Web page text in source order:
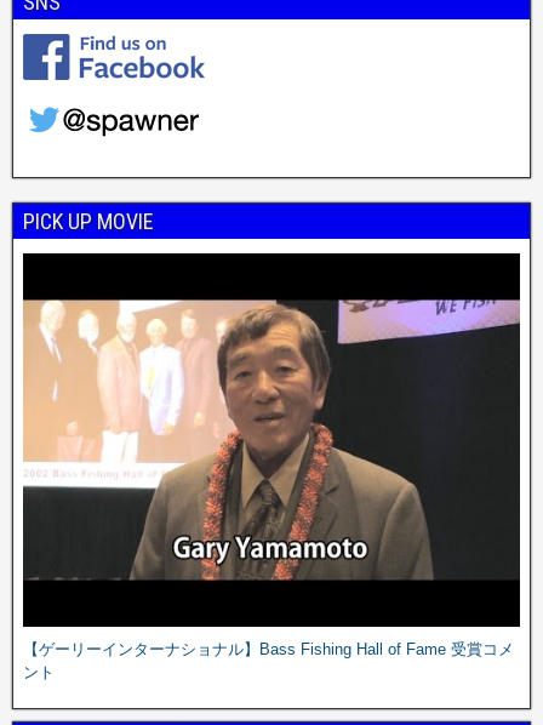
PICK UP MOVIE
【ゲーリーインターナショナル】Bass Fishing Hall of Fame 受賞コメ
ント